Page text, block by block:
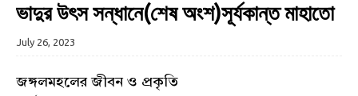
ভাদুর উৎস সন্ধানে(শেষ অংশ)সূর্যকান্ত মাহাতো
July 26, 2023
জঙ্গলমহলের জীবন ও প্রকৃতি